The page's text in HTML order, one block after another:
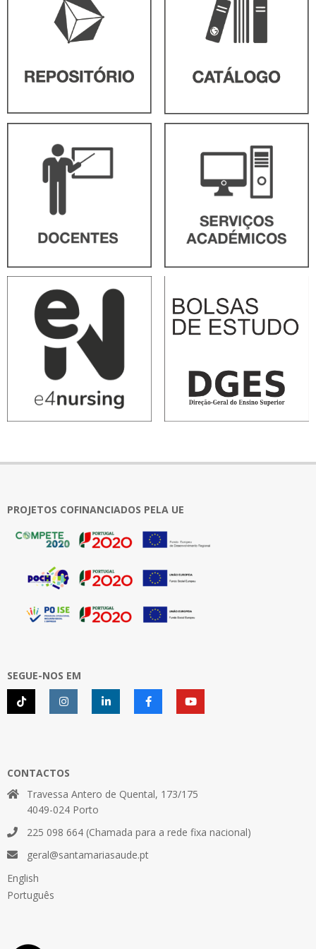
PROJETOS COFINANCIADOS PELA UE
SEGUE-NOS EM
CONTACTOS
Travessa Antero de Quental, 173/175
4049-024 Porto
225 098 664 (Chamada para a rede fixa nacional)
geral@santamariasaude.pt
English
Português